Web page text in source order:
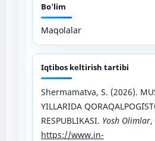
Bo'lim
Maqolalar
Iqtibos keltirish tartibi
Shermamatva, S. (2026).
YILLARIDA
RESPUBLIKASI. Yosh Olimlar,
https://www.in-